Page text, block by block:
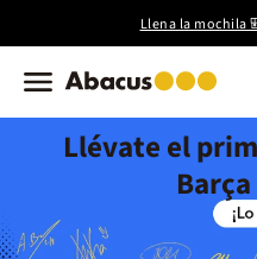
Llena la mochila
Llévate el